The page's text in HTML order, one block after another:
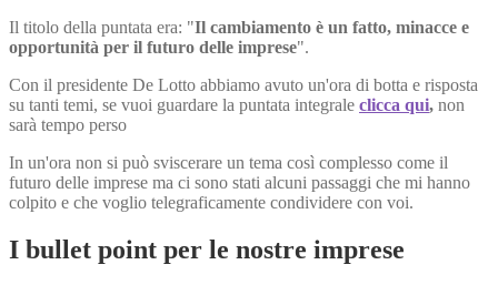
Il titolo della puntata era: "Il cambiamento è un fatto, minacce e
opportunità per il futuro delle imprese".
Con il presidente De Lotto abbiamo avuto un'ora di botta e risposta
su tanti temi, se vuoi guardare la puntata integrale clicca qui, non
sarà tempo perso
In un'ora non si può sviscerare un tema così complesso come il
futuro delle imprese ma ci sono stati alcuni passaggi che mi hanno
colpito e che voglio telegraficamente condividere con voi.
I bullet point per le nostre imprese